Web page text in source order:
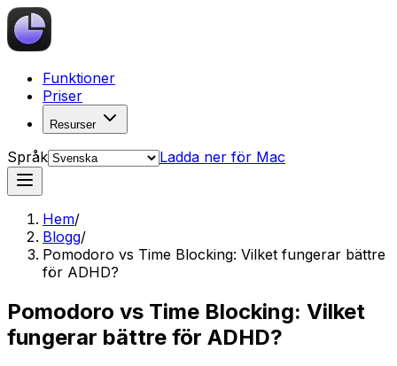
Funktioner
Priser
Resurser
Språk Ladda ner för Mac
Hem/
Blogg/
Pomodoro vs Time Blocking: Vilket fungerar bättre
för ADHD?
Pomodoro vs Time Blocking: Vilket
fungerar bättre för ADHD?